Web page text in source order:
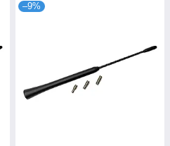
–9%